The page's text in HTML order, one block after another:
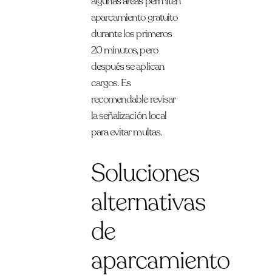
aparcamiento gratuito
durante los primeros
20 minutos, pero
después se aplican
cargos. Es
recomendable revisar
la señalización local
para evitar multas.
Soluciones
alternativas
de
aparcamiento